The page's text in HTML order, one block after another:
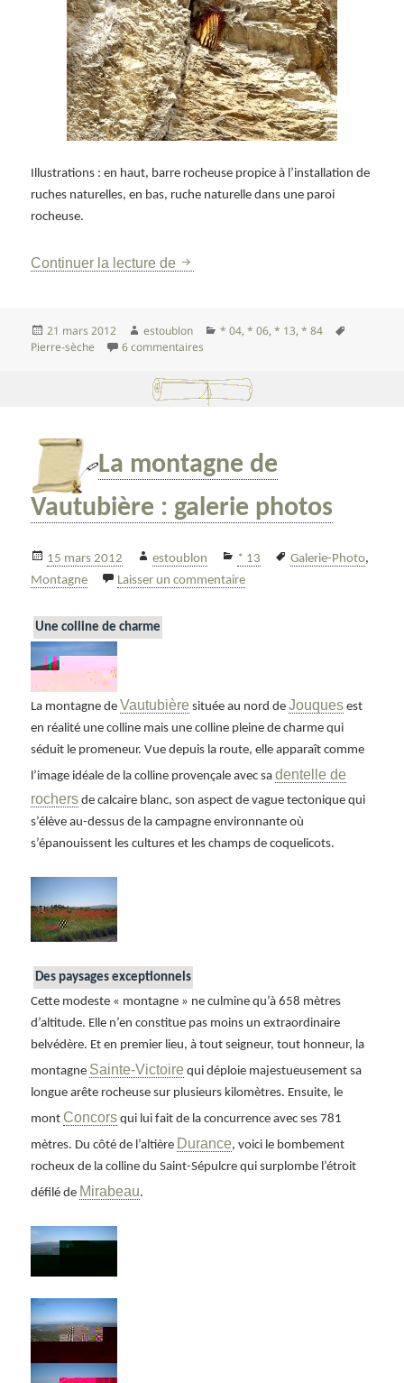
Illustrations : en haut, barre rocheuse propice à l’installation de
ruches naturelles, en bas, ruche naturelle dans une paroi
rocheuse.
Continuer la lecture de Les murs à abeilles de Provence
Publié
le
21 mars 2012 Auteur
estoublon Catégories
* 04,* 06,* 13,* 84
Pierre-sèche 6 commentaires
La montagne de
Vautubière : galerie photos
Publié
le
15 mars 2012 Auteur
estoublon Catégories
* 13
Mots-
Galerie-Photo,
Montagne
Laisser un commentairesur La montagne de
Une colline de charme
La montagne de Vautubière située au nord deJouques est
en réalité une colline mais une colline pleine de charme qui
séduit le promeneur. Vue depuis la route, elle apparaît comme
l’image idéale de la colline provençale avec sadentelle de
rochers de calcaire blanc, son aspect de vague tectonique qui
s’élève au-dessus de la campagne environnante où
s’épanouissent les cultures et les champs de coquelicots.
Des paysages exceptionnels
Cette modeste « montagne » ne culmine qu’à 658 mètres
d’altitude. Elle n’en constitue pas moins un extraordinaire
belvédère. Et en premier lieu, à tout seigneur, tout honneur, la
montagne Sainte-Victoire qui déploie majestueusement sa
longue arête rocheuse sur plusieurs kilomètres. Ensuite, le
mont Concors qui lui fait de la concurrence avec ses 781
mètres. Du côté de l’altière Durance, voici le bombement
rocheux de la colline du Saint-Sépulcre qui surplombe l’étroit
défilé de Mirabeau.